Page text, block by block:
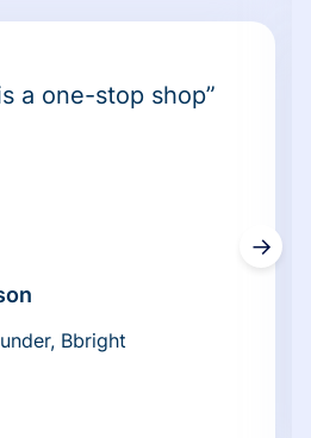
a one-stop shop”
Bbright
→